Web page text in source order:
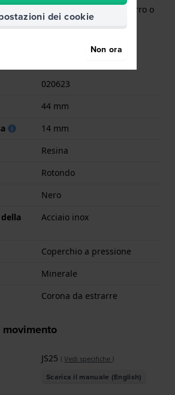
Argento, Argento, Azzurro o
blu
cassa
020623
44 mm
14 mm
Resina
Rotondo
Nero
Acciaio inox
Coperchio a pressione
Minerale
Corona da estrarre
JS25 ( Vedi specifiche )
Scarica il manuale (English)
dei cookie
Non ora